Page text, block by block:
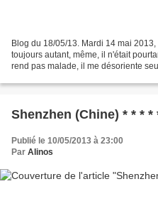
Blog du 18/05/13. Mardi 14 mai
toujours autant, même, il n'était
rend pas malade, il me désoriente
Shenzhen
Publié le 10/05/2013 à 23:00
Par Alinos